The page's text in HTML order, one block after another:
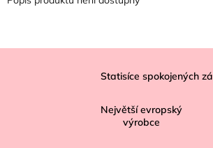
Statisíce spokojených
Největší evropský
výrobce